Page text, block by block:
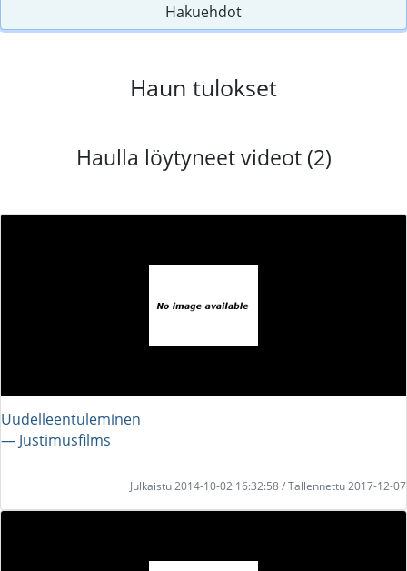
Hakuehdot
Haun tulokset
Haulla löytyneet videot (2)
Uudelleentuleminen
― Justimusfilms
Julkaistu 2014-10-02 16:32:58 / Tallennettu 2017-12-07